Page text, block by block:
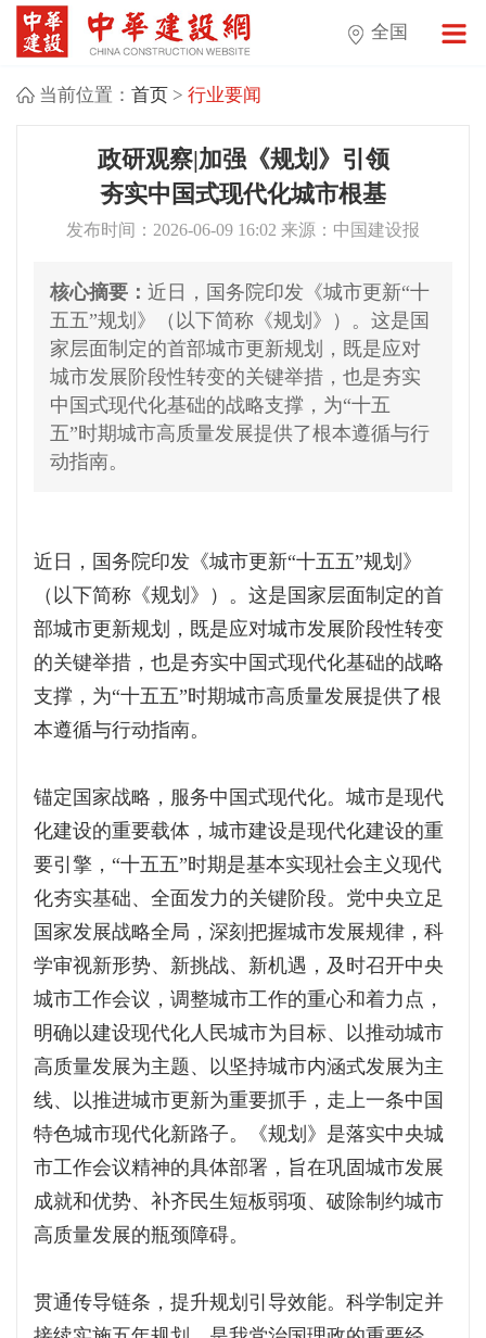
全国
当前位置： 首页> 行业要闻
政研观察|加强《规划》引领
夯实中国式现代化城市根基
发布时间：2026-06-09 16:02 来源：中国建设报
核心摘要： 近日，国务院印发《城市更新“十
五五”规划》（以下简称《规划》）。这是国
家层面制定的首部城市更新规划，既是应对
城市发展阶段性转变的关键举措，也是夯实
中国式现代化基础的战略支撑，为“十五
五”时期城市高质量发展提供了根本遵循与行
动指南。
近日，国务院印发《城市更新“十五五”规划》
（以下简称《规划》）。这是国家层面制定的首
部城市更新规划，既是应对城市发展阶段性转变
的关键举措，也是夯实中国式现代化基础的战略
支撑，为“十五五”时期城市高质量发展提供了根
本遵循与行动指南。
锚定国家战略，服务中国式现代化。城市是现代
化建设的重要载体，城市建设是现代化建设的重
要引擎，“十五五”时期是基本实现社会主义现代
化夯实基础、全面发力的关键阶段。党中央立足
国家发展战略全局，深刻把握城市发展规律，科
学审视新形势、新挑战、新机遇，及时召开中央
城市工作会议，调整城市工作的重心和着力点，
明确以建设现代化人民城市为目标、以推动城市
高质量发展为主题、以坚持城市内涵式发展为主
线、以推进城市更新为重要抓手，走上一条中国
特色城市现代化新路子。《规划》是落实中央城
市工作会议精神的具体部署，旨在巩固城市发展
成就和优势、补齐民生短板弱项、破除制约城市
高质量发展的瓶颈障碍。
贯通传导链条，提升规划引导效能。科学制定并